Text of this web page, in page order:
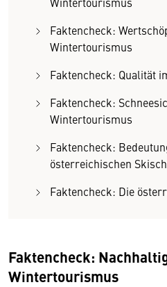
Faktencheck:
Wintertourismus
Faktencheck: Qualität
Faktencheck:
Wintertourismus
Faktencheck:
österreichischen
Faktencheck: Die
Faktencheck:
Wintertourismus